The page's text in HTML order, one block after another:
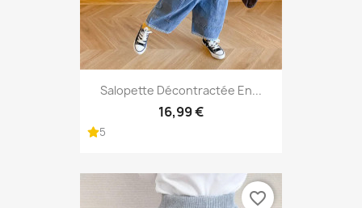
Salopette Décontractée En...
16,99 €
5
favorite_border